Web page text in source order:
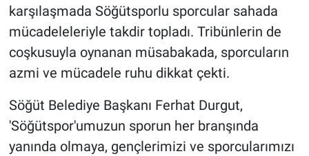
karşılaşmada Söğütsporlu sporcular sahada
mücadeleleriyle takdir topladı. Tribünlerin de
coşkusuyla oynanan müsabakada, sporcuların
azmi ve mücadele ruhu dikkat çekti.
Söğüt Belediye Başkanı Ferhat Durgut,
'Söğütspor'umuzun sporun her branşında
yanında olmaya, gençlerimizi ve sporcularımızı